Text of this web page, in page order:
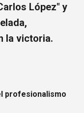
López" y
la victoria.